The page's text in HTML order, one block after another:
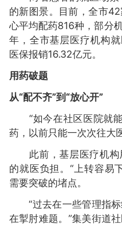
的新图景。目前，全市
心平均配药816种，部分
年，全市基层医疗机构
医保报销16.32亿元。
用药破题
从“配不齐”到“放心开”
“如今在社区医院就能
药，以前只能一次次往大
此前，基层医疗机构
的就医负担。“上转容易
需要突破的堵点。
“过去在一些管理指标
在掣肘难题。”集美街道